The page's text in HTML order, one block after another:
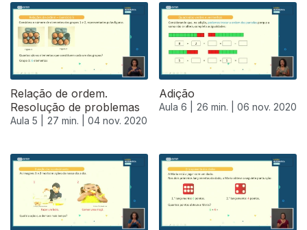
Relação de ordem.
Resolução de problemas
Aula 5 | 27 min. | 04 nov. 2020
Adição
Aula 6 | 26 min. | 06 nov. 2020